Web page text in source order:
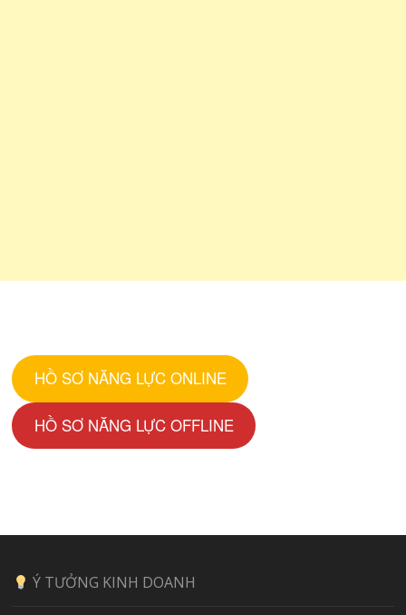
HỒ SƠ NĂNG LỰC ONLINE
HỒ SƠ NĂNG LỰC OFFLINE
Ý TƯỞNG KINH DOANH